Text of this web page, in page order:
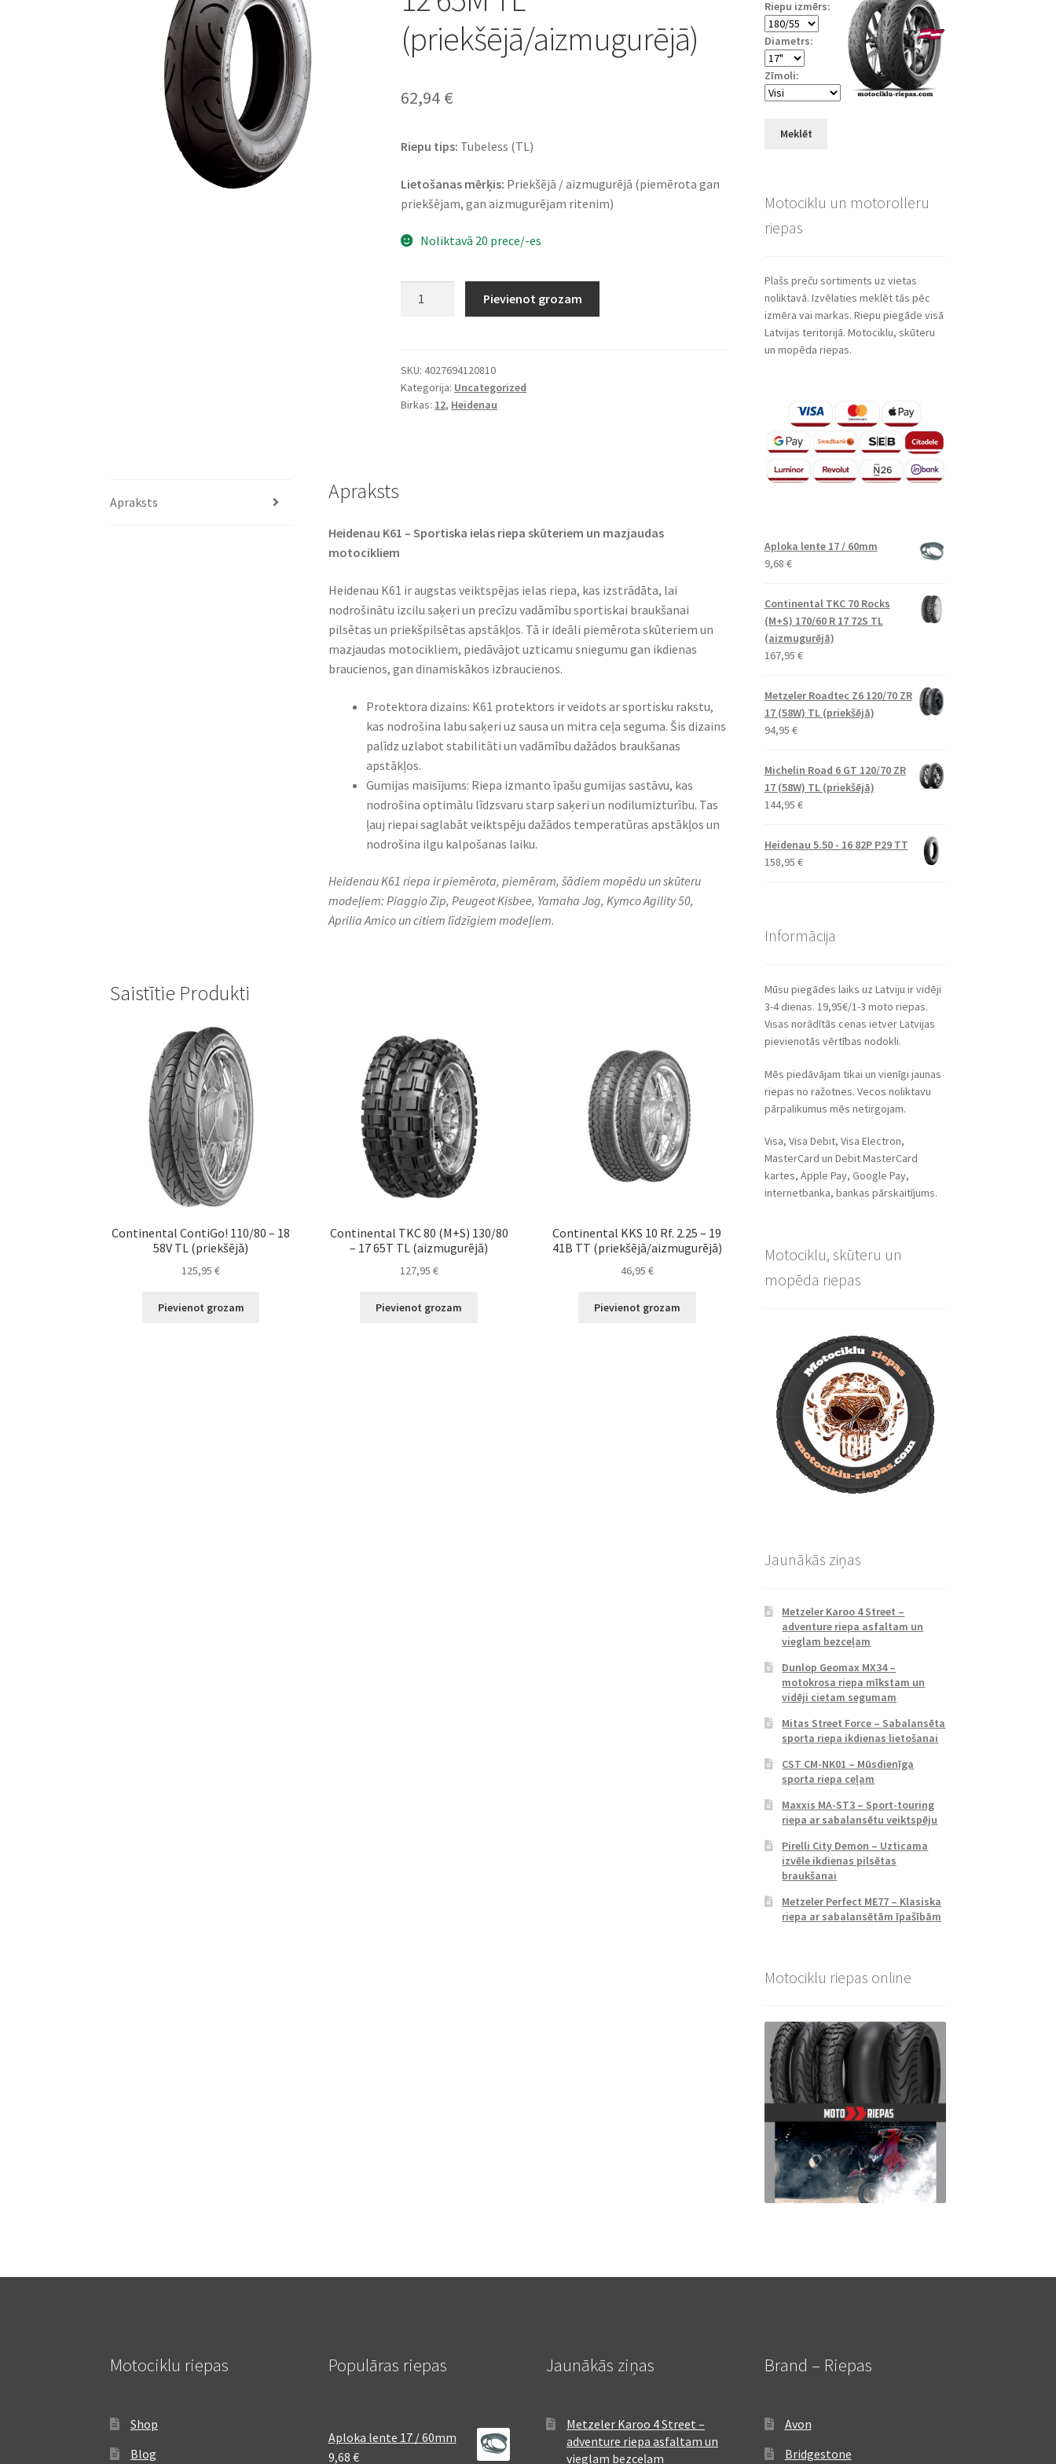
(priekšējā/aizmugurējā)
62,94 €
Riepu tips: Tubeless (TL)
Lietošanas mērķis: Priekšējā / aizmugurējā (piemērota gan
priekšējam, gan aizmugurējam ritenim)
Noliktavā 20 prece/-es
-
12
65M
Pievienot grozam
SKU:4027694120810
Kategorija: Uncategorized
Birkas: 12, Heidenau
Apraksts Apraksts
Heidenau K61 – Sportiska ielas riepa skūteriem un mazjaudas
motocikliem
Heidenau K61 ir augstas veiktspējas ielas riepa, kas izstrādāta, lai
nodrošinātu izcilu saķeri un precīzu vadāmību sportiskai braukšanai
pilsētas un priekšpilsētas apstākļos. Tā ir ideāli piemērota skūteriem un
mazjaudas motocikliem, piedāvājot uzticamu sniegumu gan ikdienas
braucienos, gan dinamiskākos izbraucienos.
Protektora dizains: K61 protektors ir veidots ar sportisku rakstu,
kas nodrošina labu saķeri uz sausa un mitra ceļa seguma. Šis dizains
palīdz uzlabot stabilitāti un vadāmību dažādos braukšanas
apstākļos.
Gumijas maisījums: Riepa izmanto īpašu gumijas sastāvu, kas
nodrošina optimālu līdzsvaru starp saķeri un nodilumizturību. Tas
ļauj riepai saglabāt veiktspēju dažādos temperatūras apstākļos un
nodrošina ilgu kalpošanas laiku.
Heidenau K61 riepa ir piemērota, piemēram, šādiem mopēdu un skūteru
modeļiem: Piaggio Zip, Peugeot Kisbee, Yamaha Jog, Kymco Agility 50,
Aprilia Amico un citiem līdzīgiem modeļiem.
Saistītie Produkti
Continental ContiGo! 110/80 – 18
58V TL (priekšējā)
125,95€
Pievienot grozam
Continental TKC 80 (M+S) 130/80
– 17 65T TL (aizmugurējā)
127,95 €
Pievienot grozam
Continental KKS 10 Rf. 2.25 – 19
41B TT (priekšējā/aizmugurējā)
46,95 €
Pievienot grozam
Riepu izmērs:
Diametrs:
Zīmoli:
Meklēt
Motociklu un motorolleru
riepas
Plašs preču sortiments uz vietas
noliktavā. Izvēlaties meklēt tās pēc
izmēra vai markas. Riepu piegāde visā
Latvijas teritorijā. Motociklu, skūteru
un mopēda riepas.
Aploka lente 17 / 60mm
9,68 €
Continental TKC 70 Rocks
(M+S) 170/60 R 17 72S TL
(aizmugurējā)
167,95 €
Metzeler Roadtec Z6 120/70 ZR
17 (58W) TL (priekšējā)
94,95 €
Michelin Road 6 GT 120/70 ZR
17 (58W) TL (priekšējā)
144,95 €
Heidenau 5.50 - 16 82P P29 TT
158,95 €
Informācija
Mūsu piegādes laiks uz Latviju ir vidēji
3-4 dienas. 19,95€/1-3 moto riepas.
Visas norādītās cenas ietver Latvijas
pievienotās vērtības nodokli.
Mēs piedāvājam tikai un vienīgi jaunas
riepas no ražotnes. Vecos noliktavu
pārpalikumus mēs netirgojam.
Visa, Visa Debit, Visa Electron,
MasterCard un Debit MasterCard
kartes, Apple Pay, Google Pay,
internetbanka, bankas pārskaitījums.
Motociklu, skūteru un
mopēda riepas
Jaunākās ziņas
Metzeler Karoo 4 Street –
adventure riepa asfaltam un
vieglam bezceļam
Dunlop Geomax MX34 –
motokrosa riepa mīkstam un
vidēji cietam segumam
Mitas Street Force – Sabalansēta
sporta riepa ikdienas lietošanai
CST CM-NK01 – Mūsdienīga
sporta riepa ceļam
Maxxis MA-ST3 – Sport-touring
riepa ar sabalansētu veiktspēju
Pirelli City Demon – Uzticama
izvēle ikdienas pilsētas
braukšanai
Metzeler Perfect ME77 – Klasiska
riepa ar sabalansētām īpašībām
Motociklu riepas online
Motociklu riepas
Shop
Blog
Populāras riepas
Aploka lente 17 / 60mm
9,68 €
Jaunākās ziņas
Metzeler Karoo 4 Street –
adventure riepa asfaltam un
vieglam bezceļam
Brand – Riepas
Avon
Bridgestone